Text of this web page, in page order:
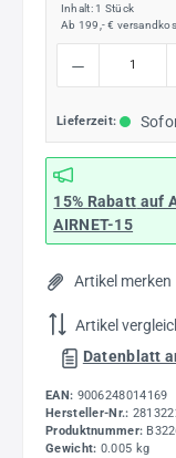
Inhalt: 1 Stück
Ab 199,- €
Lieferzeit:
15% Rabatt auf
AIRNET-15
Artikel merken
Artikel
Datenblatt
EAN: 9006248014169
Hersteller-Nr.:
Produktnummer:
Gewicht: 0.005 kg